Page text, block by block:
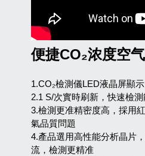
便捷CO₂浓度空
1.CO₂檢測儀LED液晶屏顯
2.1 S/次實時刷新，快速檢
3.檢測更准精密度高，採用
氣品質問題
4.產品選用高性能分析晶片
流，檢測更精准